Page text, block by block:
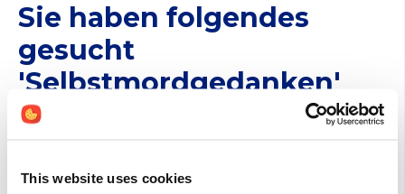
This website uses cookies
Sie haben folgendes
gesucht
'Selbstmordgedanken'
1 Suchergebnisse gefunden